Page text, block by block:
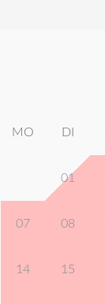
MO DI
01
07 08
14 15